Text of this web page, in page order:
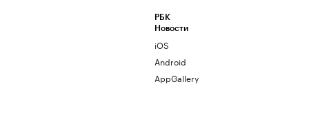
РБК
Новости
iOS
Android
AppGallery